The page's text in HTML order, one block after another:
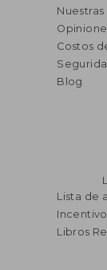
Costos
Blog
Lista de
Libros